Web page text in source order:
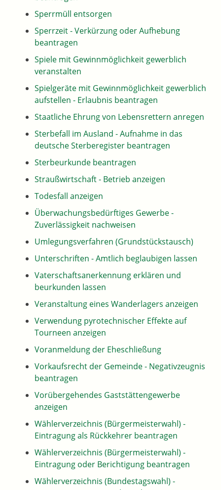
Sperrmüll entsorgen
Sperrzeit - Verkürzung oder Aufhebung
beantragen
Spiele mit Gewinnmöglichkeit gewerblich
veranstalten
Spielgeräte mit Gewinnmöglichkeit gewerblich
aufstellen - Erlaubnis beantragen
Staatliche Ehrung von Lebensrettern anregen
Sterbefall im Ausland - Aufnahme in das
deutsche Sterberegister beantragen
Sterbeurkunde beantragen
Straußwirtschaft - Betrieb anzeigen
Todesfall anzeigen
Überwachungsbedürftiges Gewerbe -
Zuverlässigkeit nachweisen
Umlegungsverfahren (Grundstückstausch)
Unterschriften - Amtlich beglaubigen lassen
Vaterschaftsanerkennung erklären und
beurkunden lassen
Veranstaltung eines Wanderlagers anzeigen
Verwendung pyrotechnischer Effekte auf
Tourneen anzeigen
Voranmeldung der Eheschließung
Vorkaufsrecht der Gemeinde - Negativzeugnis
beantragen
Vorübergehendes Gaststättengewerbe
anzeigen
Wählerverzeichnis (Bürgermeisterwahl) -
Eintragung als Rückkehrer beantragen
Wählerverzeichnis (Bürgermeisterwahl) -
Eintragung oder Berichtigung beantragen
Wählerverzeichnis (Bundestagswahl) -